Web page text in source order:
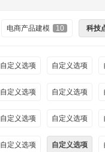
电商产品建模 10 科技
自定义选项 自定义选项
自定义选项 自定义选项
自定义选项 自定义选项
自定义选项 自定义选项